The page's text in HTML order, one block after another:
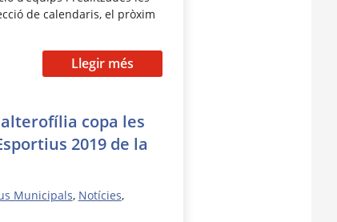
de calendaris, el pròxim
Llegir més
copa les
2019 de la
Municipals, Notícies,